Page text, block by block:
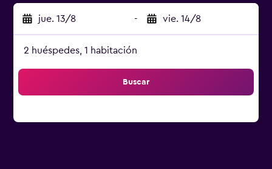
jue. 13/8 - vie. 14/8
2 huéspedes, 1 habitación
Buscar